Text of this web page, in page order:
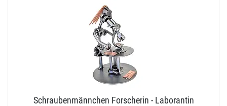
Schraubenmännchen Forscherin - Laborantin